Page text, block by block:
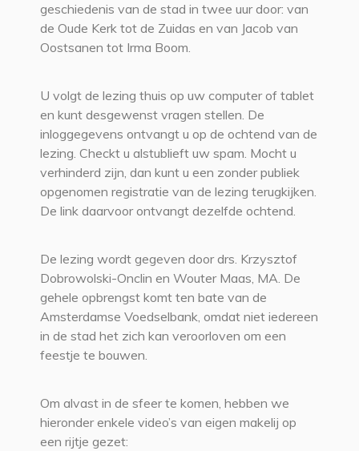
geschiedenis van de stad in twee uur door: van
de Oude Kerk tot de Zuidas en van Jacob van
Oostsanen tot Irma Boom.
U volgt de lezing thuis op uw computer of tablet
en kunt desgewenst vragen stellen. De
inloggegevens ontvangt u op de ochtend van de
lezing. Checkt u alstublieft uw spam. Mocht u
verhinderd zijn, dan kunt u een zonder publiek
opgenomen registratie van de lezing terugkijken.
De link daarvoor ontvangt dezelfde ochtend.
De lezing wordt gegeven door drs. Krzysztof
Dobrowolski-Onclin en Wouter Maas, MA. De
gehele opbrengst komt ten bate van de
Amsterdamse Voedselbank, omdat niet iedereen
in de stad het zich kan veroorloven om een
feestje te bouwen.
Om alvast in de sfeer te komen, hebben we
hieronder enkele video’s van eigen makelij op
een rijtje gezet: